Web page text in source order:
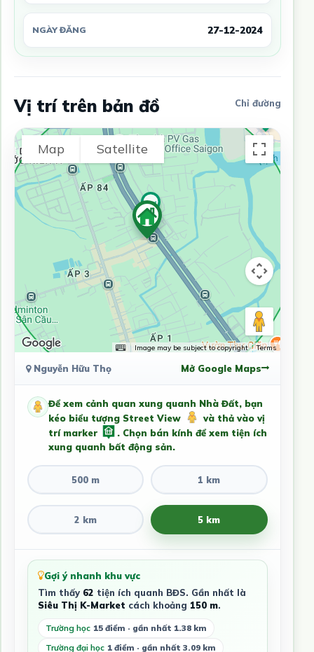
NGÀY ĐĂNG 27-12-2024
Vị trí trên bản đồ Chỉ đường
Map Satellite
Image may be subject to copyright Terms
Nguyễn Hữu Thọ Mở Google Maps
Để xem cảnh quan xung quanh Nhà Đất, bạn
kéo biểu tượng Street View
và thả vào vị
trí marker
. Chọn bán kính để xem tiện ích
xung quanh bất động sản.
500 m 1 km
2 km 5 km
Gợi ý nhanh khu vực
Tìm thấy 62 tiện ích quanh BĐS. Gần nhất là
Siêu Thị K-Market cách khoảng 150 m.
Trường học 15 điểm · gần nhất 1.38 km
Trường đại học 1 điểm · gần nhất 3.09 km